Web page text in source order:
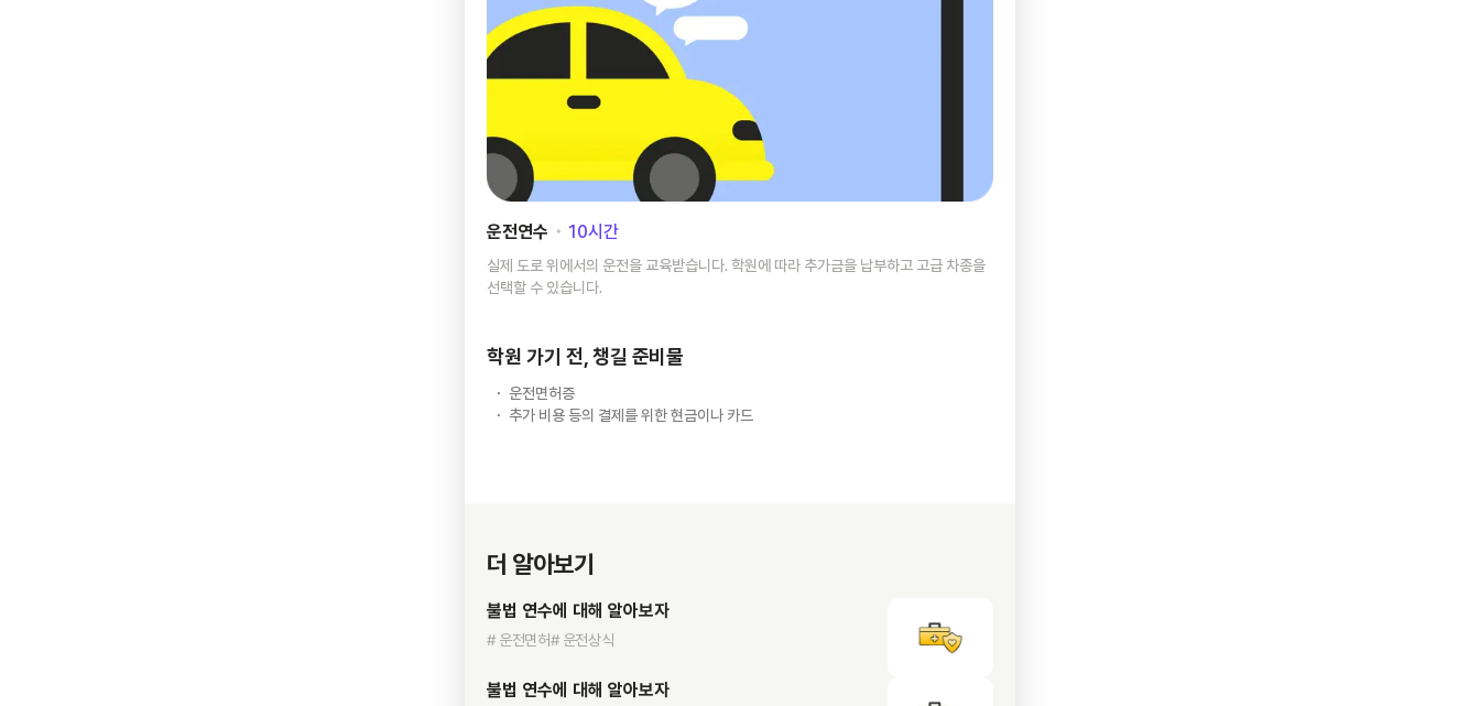
운전연수 ･ 10시간
실제 도로 위에서의 운전을 교육받습니다. 학원에 따라 추가금을 납부하고 고급 차종을
선택할 수 있습니다.
학원 가기 전, 챙길 준비물
운전면허증
추가 비용 등의 결제를 위한 현금이나 카드
더 알아보기
불법 연수에 대해 알아보자
# 운전면허# 운전상식
불법 연수에 대해 알아보자